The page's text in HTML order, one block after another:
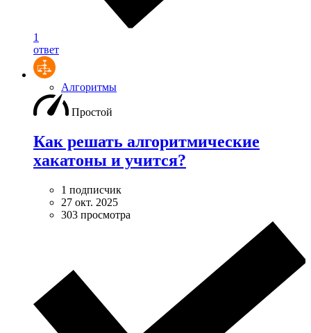
1
ответ
Алгоритмы
Простой
Как решать алгоритмические
хакатоны и учится?
1 подписчик
27 окт. 2025
303 просмотра